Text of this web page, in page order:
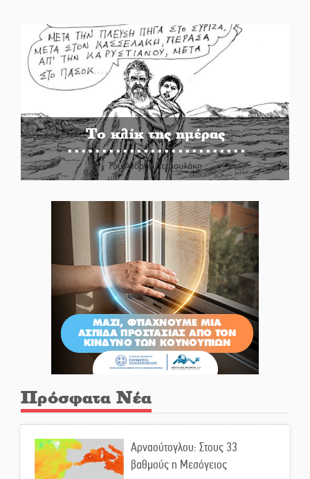
Το κλίκ της ημέρας
Του Ανδρέα Πετρουλάκη
Πρόσφατα Νέα
Αρναούτογλου: Στους 33
βαθμούς η Μεσόγειος